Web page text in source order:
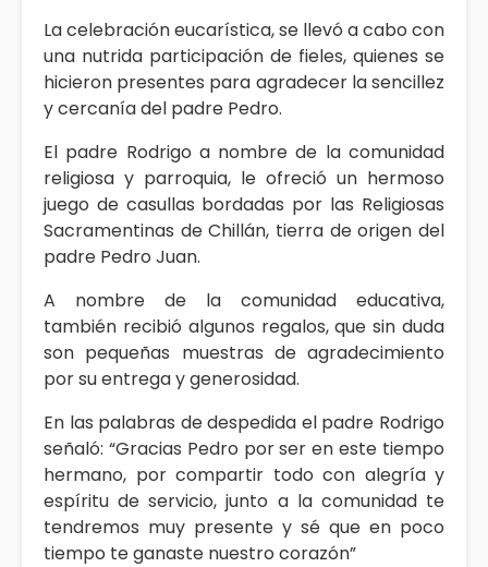
La celebración eucarística, se llevó a cabo con
una nutrida participación de fieles, quienes se
hicieron presentes para agradecer la sencillez
y cercanía del padre Pedro.
El padre Rodrigo a nombre de la comunidad
religiosa y parroquia, le ofreció un hermoso
juego de casullas bordadas por las Religiosas
Sacramentinas de Chillán, tierra de origen del
padre Pedro Juan.
A nombre de la comunidad educativa,
también recibió algunos regalos, que sin duda
son pequeñas muestras de agradecimiento
por su entrega y generosidad.
En las palabras de despedida el padre Rodrigo
señaló: “Gracias Pedro por ser en este tiempo
hermano, por compartir todo con alegría y
espíritu de servicio, junto a la comunidad te
tendremos muy presente y sé que en poco
tiempo te ganaste nuestro corazón”